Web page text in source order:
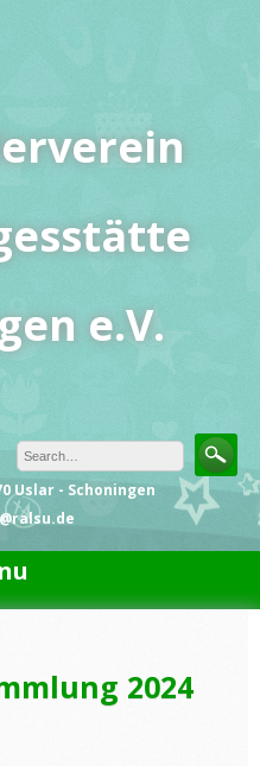
e.V.
Uslar - Schoningen
2024